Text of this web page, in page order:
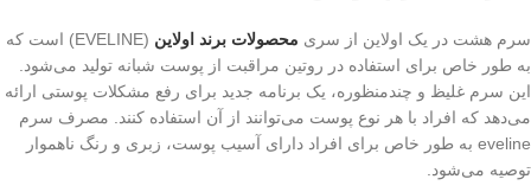
سرم هشت در یک اولاین از سری محصولات برند اولاین
(EVELINE) است که
به طور خاص برای استفاده در روتین مراقبت از پوست شبانه تولید می‌شود.
این سرم غلیظ و چندمنظوره، یک برنامه جدید برای رفع مشکلات پوستی ارائه
می‌دهد که افراد با هر نوع پوست می‌توانند از آن استفاده کنند. مصرف سرم
eveline به طور خاص برای افراد دارای آسیب پوست، زبری و رنگ ناهموار
توصیه می‌شود.